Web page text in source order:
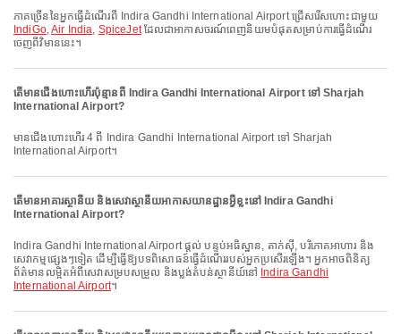
ភាគច្រើននៃអ្នកធ្វើដំណើរពី Indira Gandhi International Airport ជ្រើសរើសហោះជាមួយ
IndiGo,Air India, SpiceJetដែលជាអាកាសចរណ៍ពេញនិយមបំផុតសម្រាប់ការធ្វើដំណើរ
ចេញពីវិមាននេះ។
តើមានជើងហោះហើរប៉ុន្មានពី Indira Gandhi International Airport ទៅ Sharjah
International Airport?
មានជើងហោះហើរ 4 ពី Indira Gandhi International Airport ទៅ Sharjah
International Airport។
តើមានអាគារស្ថានីយ និងសេវាស្ថានីយអាកាសយានដ្ឋានអ្វីខ្លះនៅ Indira Gandhi
International Airport?
Indira Gandhi International Airport ផ្តល់ បន្ទប់អធិស្ឋាន, តាក់ស៊ី, បរិភោគអាហារ និង
សេវាកម្មផ្សេងៗទៀត ដើម្បីធ្វើឱ្យបទពិសោធន៍ធ្វើដំណើររបស់អ្នកប្រសើរឡើង។ អ្នកអាចពិនិត្យ
ព័ត៌មានលម្អិតអំពីសេវាសម្របសម្រួល និងប្លង់តំបន់ស្ថានីយ៍នៅ Indira Gandhi
International Airport។